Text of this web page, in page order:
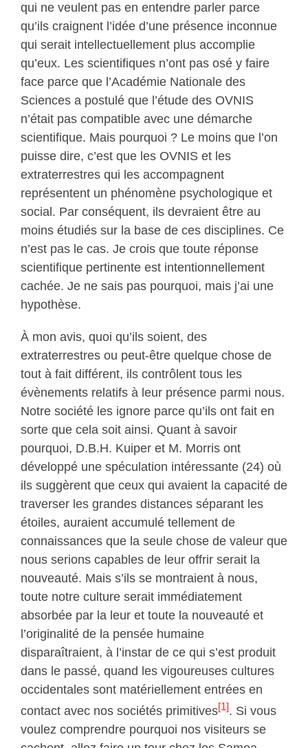
qui ne veulent pas en entendre parler parce
qu’ils craignent l’idée d’une présence inconnue
qui serait intellectuellement plus accomplie
qu’eux. Les scientifiques n’ont pas osé y faire
face parce que l’Académie Nationale des
Sciences a postulé que l’étude des OVNIS
n’était pas compatible avec une démarche
scientifique. Mais pourquoi ? Le moins que l’on
puisse dire, c’est que les OVNIS et les
extraterrestres qui les accompagnent
représentent un phénomène psychologique et
social. Par conséquent, ils devraient être au
moins étudiés sur la base de ces disciplines. Ce
n’est pas le cas. Je crois que toute réponse
scientifique pertinente est intentionnellement
cachée. Je ne sais pas pourquoi, mais j’ai une
hypothèse.
À mon avis, quoi qu’ils soient, des
extraterrestres ou peut-être quelque chose de
tout à fait différent, ils contrôlent tous les
évènements relatifs à leur présence parmi nous.
Notre société les ignore parce qu’ils ont fait en
sorte que cela soit ainsi. Quant à savoir
pourquoi, D.B.H. Kuiper et M. Morris ont
développé une spéculation intéressante (24) où
ils suggèrent que ceux qui avaient la capacité de
traverser les grandes distances séparant les
étoiles, auraient accumulé tellement de
connaissances que la seule chose de valeur que
nous serions capables de leur offrir serait la
nouveauté. Mais s’ils se montraient à nous,
toute notre culture serait immédiatement
absorbée par la leur et toute la nouveauté et
l’originalité de la pensée humaine
disparaîtraient, à l’instar de ce qui s’est produit
dans le passé, quand les vigoureuses cultures
occidentales sont matériellement entrées en
contact avec nos sociétés primitives[1]. Si vous
voulez comprendre pourquoi nos visiteurs se